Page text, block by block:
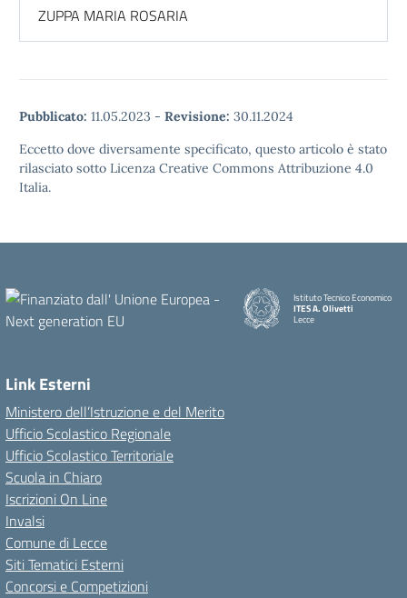
ZUPPA MARIA ROSARIA
Pubblicato: 11.05.2023 - Revisione: 30.11.2024
Eccetto dove diversamente specificato, questo articolo è stato
rilasciato sotto Licenza Creative Commons Attribuzione 4.0
Italia.
Istituto Tecnico Economico
ITES A. Olivetti
Lecce
Link Esterni
Ministero dell’Istruzione e del Merito
Ufficio Scolastico Regionale
Ufficio Scolastico Territoriale
Scuola in Chiaro
Iscrizioni On Line
Invalsi
Comune di Lecce
Siti Tematici Esterni
Concorsi e Competizioni